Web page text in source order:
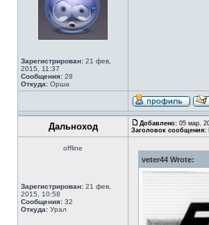
Зарегистрирован: 21 фев,
2015, 11:37
Сообщения: 28
Откуда: Орша
Дальноход Добавлено: 05 мар,
Заголовок сообщения:
offline
Зарегистрирован: 21 фев,
2015, 10:58
Сообщения: 32
Откуда: Урал
veter44 Wrote: